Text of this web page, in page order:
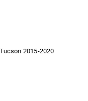
2015-2020